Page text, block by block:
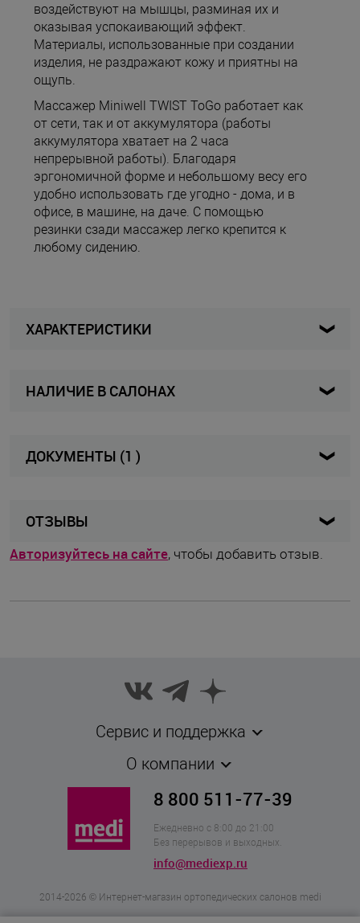
воздействуют на мышцы, разминая их и
оказывая успокаивающий эффект.
Материалы, использованные при создании
изделия, не раздражают кожу и приятны на
ощупь.
Массажер Miniwell TWIST ToGo работает как
от сети, так и от аккумулятора (работы
аккумулятора хватает на 2 часа
непрерывной работы). Благодаря
эргономичной форме и небольшому весу его
удобно использовать где угодно - дома, и в
офисе, в машине, на даче. С помощью
резинки сзади массажер легко крепится к
любому сидению.
ХАРАКТЕРИСТИКИ
Артикул CMK-322
НАЛИЧИЕ В САЛОНАХ
ДОКУМЕНТЫ (1 )
ОТЗЫВЫ
Авторизуйтесь на сайте, чтобы добавить отзыв.
Сервис и поддержка
О компании
8 800 511-77-39
Ежедневно с 8:00 до 21:00
Без перерывов и выходных.
info@mediexp.ru
2014-2026 © Интернет-магазин ортопедических салонов medi